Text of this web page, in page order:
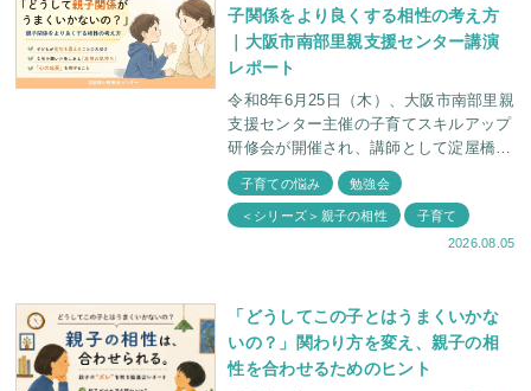
子関係をより良くする相性の考え方
｜大阪市南部里親支援センター講演
レポート
令和8年6月25日（木）、大阪市南部里親
支援センター主催の子育てスキルアップ
研修会が開催され、講師として淀屋橋心
理療法センター 臨床心理士・福田俊介
がお話しさせていただきました。 講義
名
子育ての悩み 勉強会
＜シリーズ＞親子の相性
子育て
2026.08.05
「どうしてこの子とはうまくいかな
いの？」関わり方を変え、親子の相
性を合わせるためのヒント